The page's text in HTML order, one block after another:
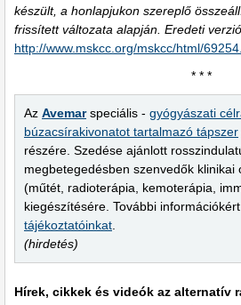
készült, a honlapjukon szereplő
frissített változata alapján. Eredeti
http://www.mskcc.org/mskcc/html/
* * *
Az Avemarspeciális - gyógyászati
búzacsírakivonatot tartalmazó tápszer
részére. Szedése ajánlott
megbetegedésben szenvedők klinikai
(műtét, radioterápia, kemoterápia,
kiegészítésére. További információkért
tájékoztatóinkat
(hirdetés)
Hírek, cikkek és videók az alternatív